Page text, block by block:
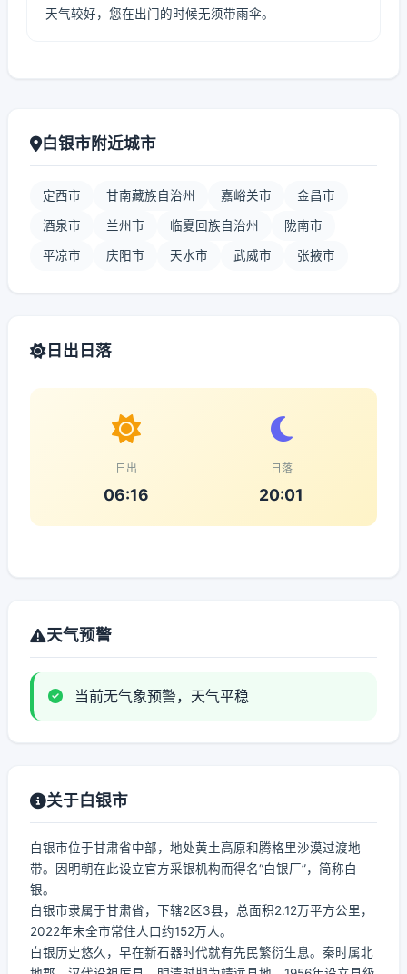
天气较好，您在出门的时候无须带雨伞。
白银市附近城市
定西市 甘南藏族自治州 嘉峪关市 金昌市
酒泉市 兰州市 临夏回族自治州 陇南市
平凉市 庆阳市 天水市 武威市 张掖市
日出日落
日出
06:16
日落
20:01
天气预警
当前无气象预警，天气平稳
关于白银市
白银市位于甘肃省中部，地处黄土高原和腾格里沙漠过渡地
带。因明朝在此设立官方采银机构而得名“白银厂”，简称白
银。
白银市隶属于甘肃省，下辖2区3县，总面积2.12万平方公里，
2022年末全市常住人口约152万人。
白银历史悠久，早在新石器时代就有先民繁衍生息。秦时属北